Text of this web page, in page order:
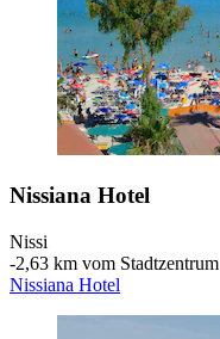
Nissiana Hotel
Nissi
‐2,63 km vom Stadtzentrum
Nissiana Hotel